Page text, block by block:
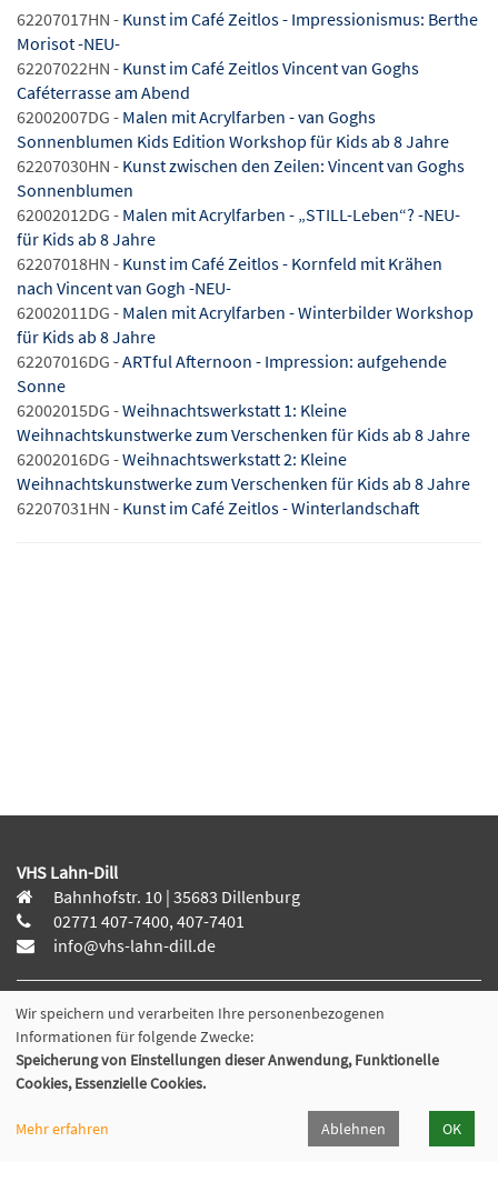
62207017HN - Kunst im Café Zeitlos - Impressionismus: Berthe
Morisot -NEU-
62207022HN - Kunst im Café Zeitlos Vincent van Goghs
Caféterrasse am Abend
62002007DG - Malen mit Acrylfarben - van Goghs
Sonnenblumen Kids Edition Workshop für Kids ab 8 Jahre
62207030HN - Kunst zwischen den Zeilen: Vincent van Goghs
Sonnenblumen
62002012DG - Malen mit Acrylfarben - „STILL-Leben“? -NEU-
für Kids ab 8 Jahre
62207018HN - Kunst im Café Zeitlos - Kornfeld mit Krähen
nach Vincent van Gogh -NEU-
62002011DG - Malen mit Acrylfarben - Winterbilder Workshop
für Kids ab 8 Jahre
62207016DG -ARTful Afternoon - Impression: aufgehende
Sonne
62002015DG -Weihnachtswerkstatt 1: Kleine
Weihnachtskunstwerke zum Verschenken für Kids ab 8 Jahre
62002016DG -Weihnachtswerkstatt 2: Kleine
Weihnachtskunstwerke zum Verschenken für Kids ab 8 Jahre
62207031HN - Kunst im Café Zeitlos - Winterlandschaft
VHS Lahn-Dill
Bahnhofstr. 10 | 35683 Dillenburg
02771 407-7400, 407-7401
info@vhs-lahn-dill.de
Lahn-Dill-Kreis
VHS Siegen-Wittgenstein
Cookie Einstellungen
Wir speichern und verarbeiten Ihre personenbezogenen
Informationen für folgende Zwecke:
Speicherung von Einstellungen dieser Anwendung, Funktionelle
Cookies, Essenzielle Cookies.
Mehr erfahren Ablehnen OK